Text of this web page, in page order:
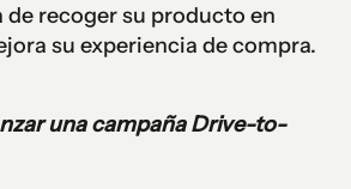
de recoger su producto en
su experiencia de compra.
una campaña Drive-to-